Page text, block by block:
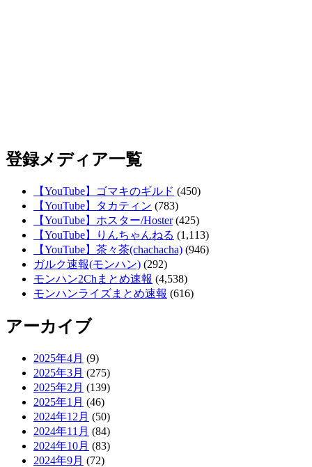
登録メディア一覧
【YouTube】ゴマキのギルド (450)
【YouTube】タカティン (783)
【YouTube】ホスター/Hoster(425)
【YouTube】りんちゃんねる (1,113)
【YouTube】茶々茶(chachacha) (946)
ガルク速報(モンハン) (292)
モンハン2Chまとめ速報 (4,538)
モンハンライズまとめ速報 (616)
アーカイブ
2025年4月 (9)
2025年3月 (275)
2025年2月 (139)
2025年1月 (46)
2024年12月 (50)
2024年11月 (84)
2024年10月 (83)
2024年9月 (72)